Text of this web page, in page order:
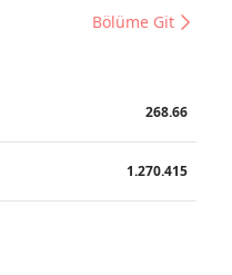
Bölüme Git
268.66
1.270.415